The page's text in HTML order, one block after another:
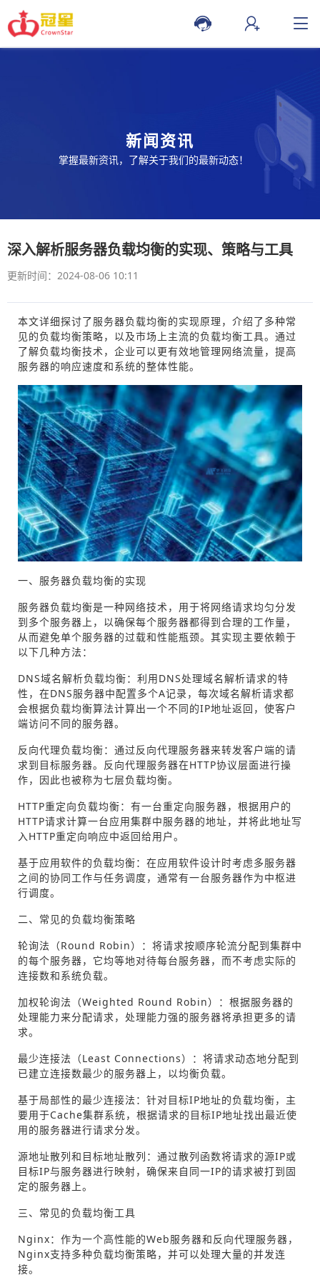
新闻资讯
掌握最新资讯，了解关于我们的最新动态！
深入解析服务器负载均衡的实现、策略与工具
更新时间：2024-08-06 10:11
本文详细探讨了服务器负载均衡的实现原理，介绍了多种常
见的负载均衡策略，以及市场上主流的负载均衡工具。通过
了解负载均衡技术，企业可以更有效地管理网络流量，提高
服务器的响应速度和系统的整体性能。
一、服务器负载均衡的实现
服务器负载均衡是一种网络技术，用于将网络请求均匀分发
到多个服务器上，以确保每个服务器都得到合理的工作量，
从而避免单个服务器的过载和性能瓶颈。其实现主要依赖于
以下几种方法：
DNS域名解析负载均衡：利用DNS处理域名解析请求的特
性，在DNS服务器中配置多个A记录，每次域名解析请求都
会根据负载均衡算法计算出一个不同的IP地址返回，使客户
端访问不同的服务器。
反向代理负载均衡：通过反向代理服务器来转发客户端的请
求到目标服务器。反向代理服务器在HTTP协议层面进行操
作，因此也被称为七层负载均衡。
HTTP重定向负载均衡：有一台重定向服务器，根据用户的
HTTP请求计算一台应用集群中服务器的地址，并将此地址写
入HTTP重定向响应中返回给用户。
基于应用软件的负载均衡：在应用软件设计时考虑多服务器
之间的协同工作与任务调度，通常有一台服务器作为中枢进
行调度。
二、常见的负载均衡策略
轮询法（Round Robin）：将请求按顺序轮流分配到集群中
的每个服务器，它均等地对待每台服务器，而不考虑实际的
连接数和系统负载。
加权轮询法（Weighted Round Robin）：根据服务器的
处理能力来分配请求，处理能力强的服务器将承担更多的请
求。
最少连接法（Least Connections）：将请求动态地分配到
已建立连接数最少的服务器上，以均衡负载。
基于局部性的最少连接法：针对目标IP地址的负载均衡，主
要用于Cache集群系统，根据请求的目标IP地址找出最近使
用的服务器进行请求分发。
源地址散列和目标地址散列：通过散列函数将请求的源IP或
目标IP与服务器进行映射，确保来自同一IP的请求被打到固
定的服务器上。
三、常见的负载均衡工具
Nginx：作为一个高性能的Web服务器和反向代理服务器，
Nginx支持多种负载均衡策略，并可以处理大量的并发连
接。